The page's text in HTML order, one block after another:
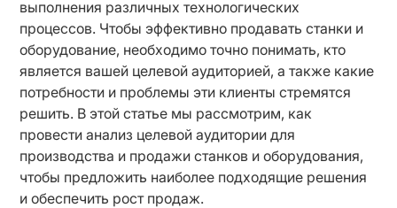
выполнения различных технологических
процессов. Чтобы эффективно продавать станки и
оборудование, необходимо точно понимать, кто
является вашей целевой аудиторией, а также какие
потребности и проблемы эти клиенты стремятся
решить. В этой статье мы рассмотрим, как
провести анализ целевой аудитории для
производства и продажи станков и оборудования,
чтобы предложить наиболее подходящие решения
и обеспечить рост продаж.